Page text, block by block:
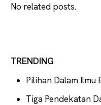
No related posts.
TRENDING
Pilihan Dalam Ilmu
Tiga Pendekatan